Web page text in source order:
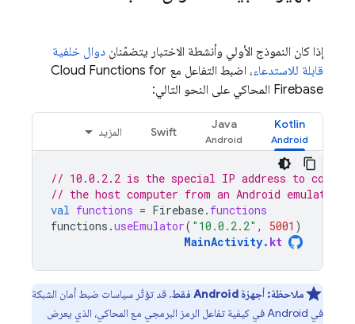
إذا كان النموذج الأولي وأنشطة الاختبار يتضمّنان دوال خلفية
قابلة للاستدعاء، اضبط التفاعل مع Cloud Functions for
Firebase المحاكي على النحو التالي:
Kotlin
Java
Swift المزيد
// 10.0.2.2 is the special IP address to
// the host computer from an Android emulator.
val functions = Firebase. functions
functions .useEmulator( "10.0.2.2" , 5001 )
MainActivity. kt
ملاحظة: أجهزة Android فقط
. قد تؤثّر سياسات ضبط أمان الشبكة
في Android في كيفية تفاعل الرمز البرمجي مع المحاكي، الذي يعرض